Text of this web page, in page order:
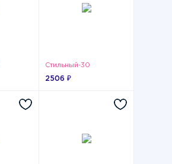
Стильный-30
2506 ₽